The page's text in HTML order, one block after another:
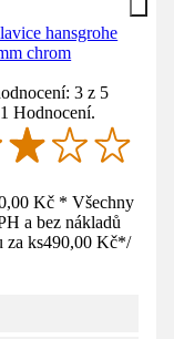
hansgrohe
chrom
3 z 5
Hodnocení.
Kč * Všechny
a bez nákladů
za ks490,00 Kč*/